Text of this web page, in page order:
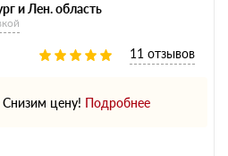
и Лен. область
11 отзывов
цену! Подробнее